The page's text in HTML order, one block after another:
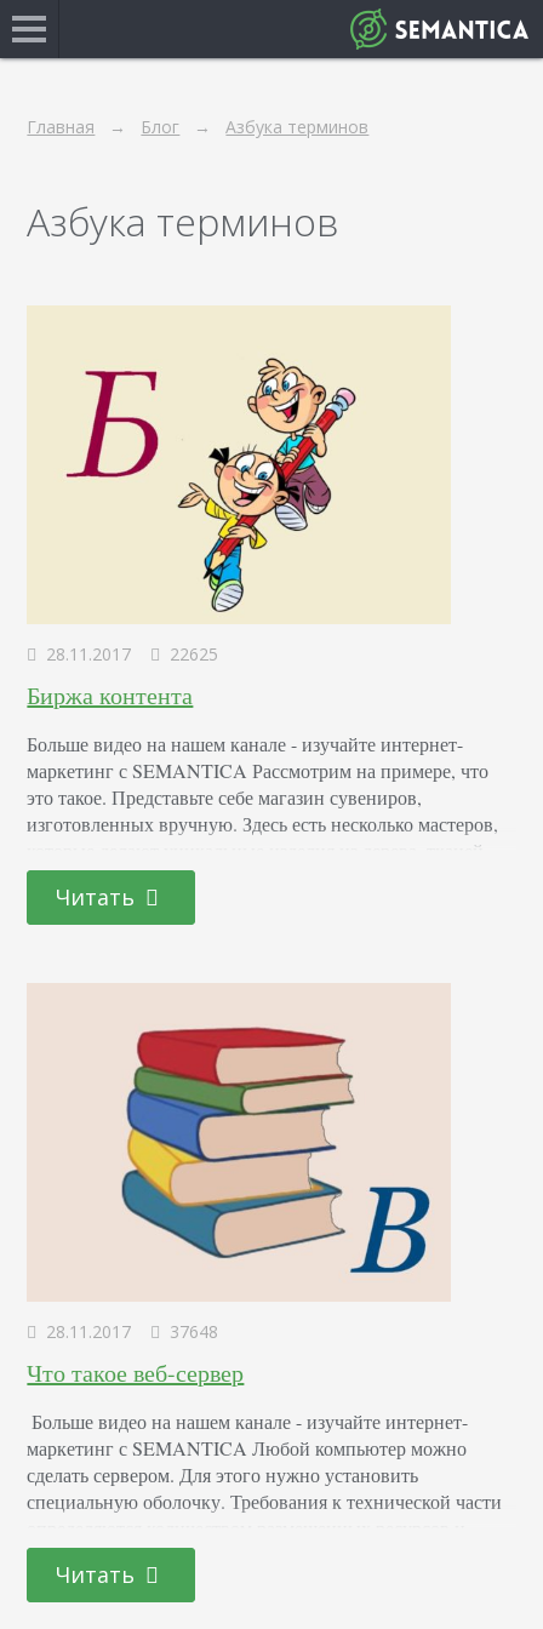
Главная Блог Азбука терминов
Азбука терминов
28.11.2017 22625
Биржа контента
Больше видео на нашем канале - изучайте интернет-
маркетинг с SEMANTICA Рассмотрим на примере, что
это такое. Представьте себе магазин сувениров,
изготовленных вручную. Здесь есть несколько мастеров,
которые делают уникальные изделия из дерева, тканей,
глины и других материалов. В магазине продаются уже
готовые товары, каждый из которых в единственном
экземпляре. Если нужно что-то другое, заказчик может
Читать
28.11.2017 37648
Что такое веб-сервер
Больше видео на нашем канале - изучайте интернет-
маркетинг с SEMANTICA Любой компьютер можно
сделать сервером. Для этого нужно установить
специальную оболочку. Требования к технической части
требованиями к скорости. Чем они больше, тем мощнее
должен быть компьютер. Чтобы было понятно, приведем
аналогию. Вы заходите в библиотеку и просите выдать
Читать